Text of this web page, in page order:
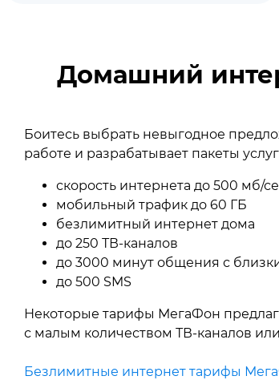
Домашний
Боитесь выбрать невыгодное
работе и разрабатывает пакеты
скорость интернета до 500 мб/
мобильный трафик до 60 ГБ
безлимитный интернет дома
до 250 ТВ‑каналов
до 3000 минут общения с
до 500 SMS
Некоторые тарифы МегаФон
с малым количеством ТВ‑каналов
Безлимитные интернет тарифы